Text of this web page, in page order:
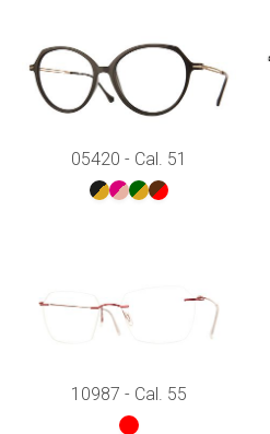
05420 - Cal. 51
10987 - Cal. 55